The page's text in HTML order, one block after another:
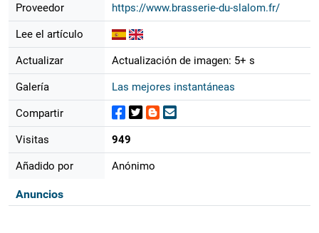
Proveedor https://www.brasserie-du-slalom.fr/
Lee el artículo
Actualizar Actualización de imagen: 5+ s
Galería Las mejores instantáneas
Compartir
Visitas 949
Añadido por Anónimo
Anuncios